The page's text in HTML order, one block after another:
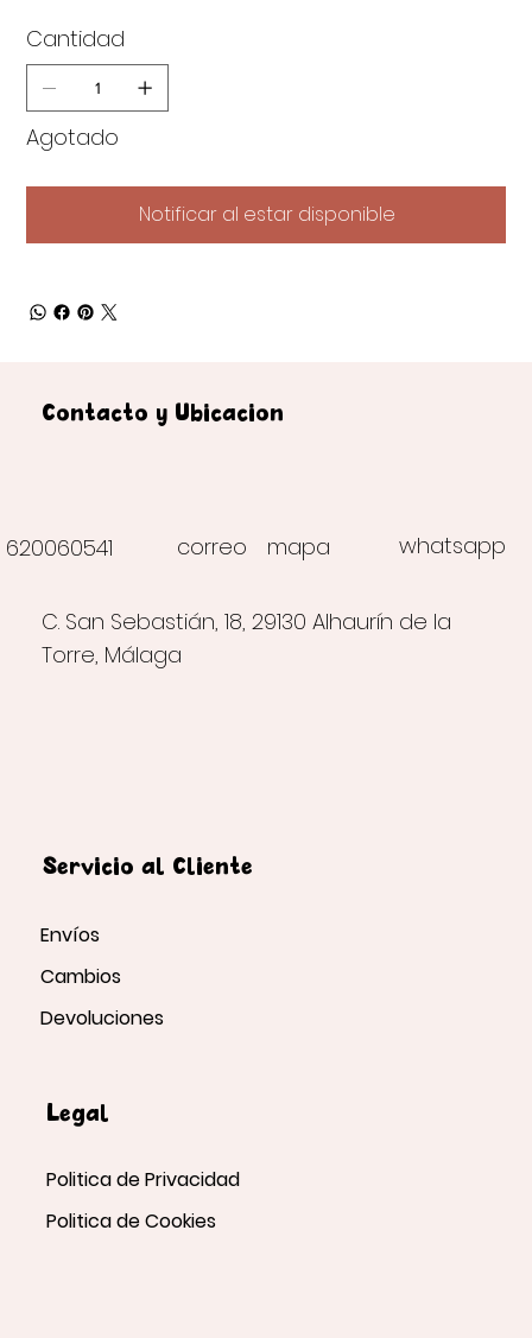
Cantidad
Agotado
Notificar al estar disponible
correo
Contacto y Ubicación
620060541 whatsapp
C. San Sebastián, 18, 29130 Alhaurín de la
Torre, Málaga
mapa
Servicio al Cliente
Envíos
Cambios
Devoluciones
Legal
Politica de Privacidad
Politica de Cookies